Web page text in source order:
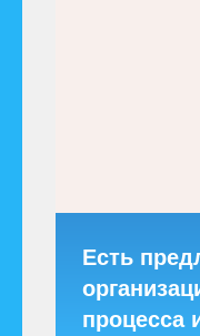
Есть
процесса